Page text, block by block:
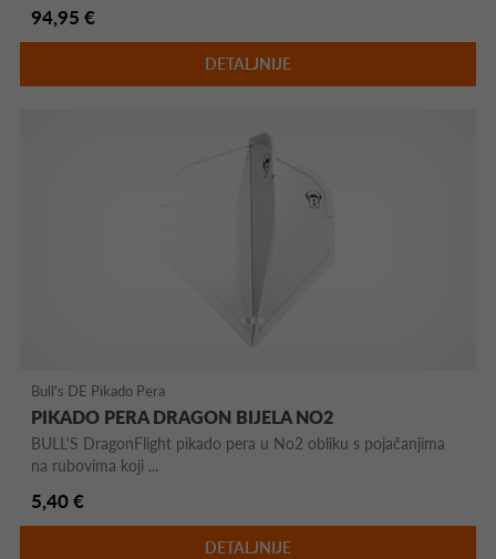
94,95 €
DETALJNIJE
Bull's DE Pikado Pera
PIKADO PERA DRAGON BIJELA NO2
BULL'S DragonFlight pikado pera u No2 obliku s pojačanjima
na rubovima koji ...
5,40 €
DETALJNIJE